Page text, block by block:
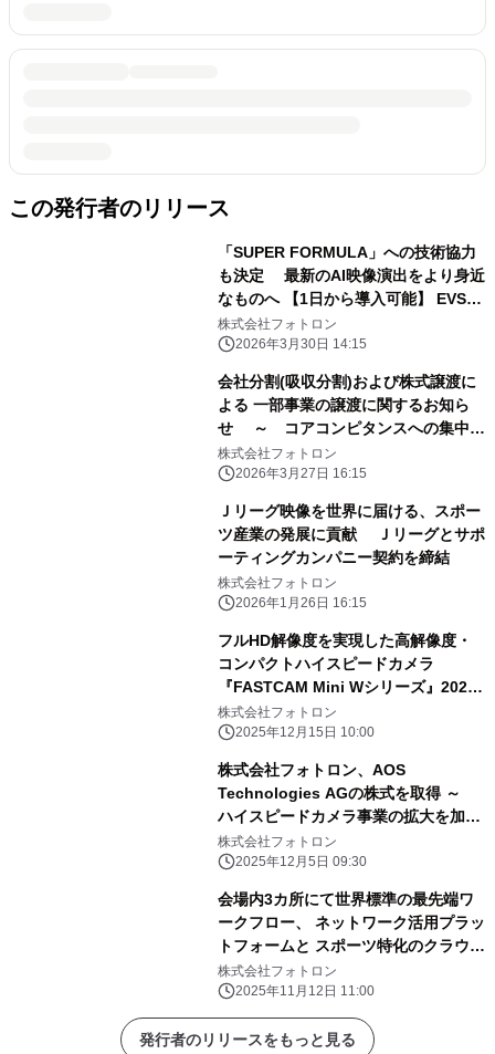
この発行者のリリース
「SUPER FORMULA」への技術協力
も決定 最新のAI映像演出をより身近
なものへ 【1日から導入可能】 EVS製
生成AIスローモーション・エフェクト
ツール 『XtraMotion』待望の1DAYス
株式会社フォトロン
2026年3月30日 14:15
会社分割(吸収分割)および株式譲渡に
よる 一部事業の譲渡に関するお知ら
せ ～ コアコンピタンスへの集中を
強化 ～
株式会社フォトロン
2026年3月27日 16:15
Ｊリーグ映像を世界に届ける、スポー
ツ産業の発展に貢献 Ｊリーグとサポ
ーティングカンパニー契約を締結
株式会社フォトロン
2026年1月26日 16:15
フルHD解像度を実現した高解像度・
コンパクトハイスピードカメラ
『FASTCAM Mini Wシリーズ』2025
年12月15日新発売
株式会社フォトロン
2025年12月15日 10:00
株式会社フォトロン、AOS
Technologies AGの株式を取得 ～
ハイスピードカメラ事業の拡大を加
速 ～
株式会社フォトロン
2025年12月5日 09:30
会場内3カ所にて世界標準の最先端ワ
ークフロー、 ネットワーク活用プラッ
トフォームと スポーツ特化のクラウド
ソリューション、AJA社製品を出展
11月19日(水)から3日間開催「Inter
BEE 2025」に出展
株式会社フォトロン
2025年11月12日 11:00
発行者のリリースをもっと見る